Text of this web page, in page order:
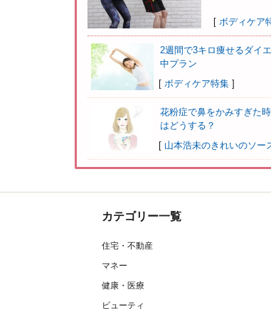
[ ボディケア
2週間で3キロ痩せるダイ
中プラン
[ ボディケア特集 ]
花粉症で鼻をかみすぎた
はどうする？
[ 山本浩未のきれいのソー
カテゴリー一覧
住宅・不動産
マネー
健康・医療
ビューティ